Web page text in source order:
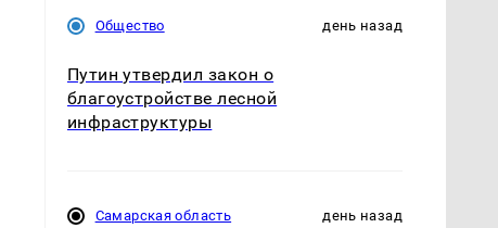
Общество день назад
Путин утвердил закон о
благоустройстве лесной
инфраструктуры
Самарская область день назад